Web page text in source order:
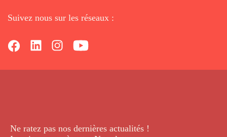
Suivez nous sur les réseaux :
Ne ratez pas nos dernières actualités !